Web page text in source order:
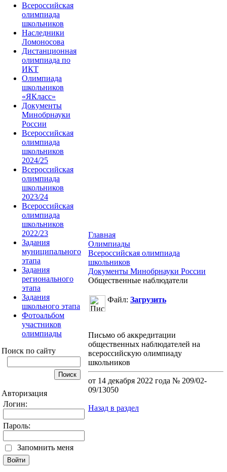
Всероссийская
олимпиада
школьников
Наследники
Ломоносова
Дистанционная
олимпиада по
ИКТ
Олимпиада
школьников
«ЯКласс»
Документы
Минобрнауки
России
Всероссийская
олимпиада
школьников
2024/25
Всероссийская
олимпиада
школьников
2023/24
Всероссийская
олимпиада
школьников
2022/23
Задания
муниципального
этапа
Задания
регионального
этапа
Задания
школьного этапа
Фотоальбом
участников
олимпиады
Поиск по сайту
Авторизация
Логин:
Пароль:
Запомнить меня
Главная
Олимпиады
Всероссийская олимпиада
школьников
Документы Минобрнауки России
Общественные наблюдатели
Файл: Загрузить
Письмо об аккредитации
общественных наблюдателей на
всероссийскую олимпиаду
школьников
от 14 декабря 2022 года № 209/02-
09/13050
Назад в раздел